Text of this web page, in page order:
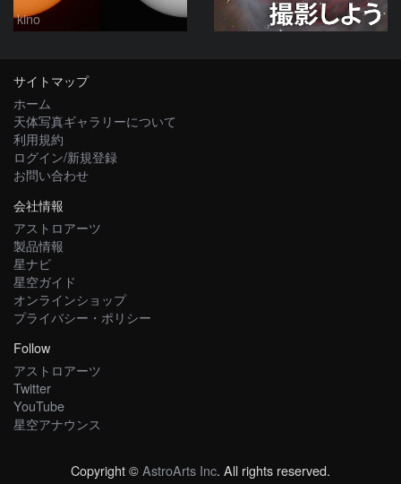
kino
サイトマップ
ホーム
天体写真ギャラリーについて
利用規約
ログイン/新規登録
お問い合わせ
会社情報
アストロアーツ
製品情報
星ナビ
星空ガイド
オンラインショップ
プライバシー・ポリシー
Follow
アストロアーツ
Twitter
YouTube
星空アナウンス
Copyright ©AstroArts Inc. All rights reserved.